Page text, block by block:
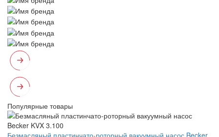
Популярные товары
Безмасляный пластинчато-роторный вакуумный насос Becker